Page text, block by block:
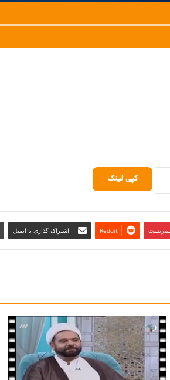
کپی لینک
Reddit اشتراک گذاری با ایمیل